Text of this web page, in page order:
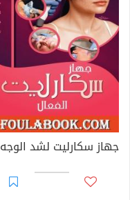
جهاز سكارليت لشد الوجه